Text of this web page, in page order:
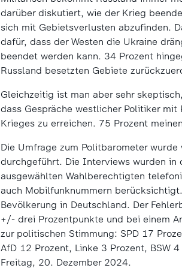
darüber diskutiert, wie der Krieg
sich mit Gebietsverlusten abzufinden.
dafür, dass der Westen die Ukraine
beendet werden kann. 34 Prozent
Russland besetzten Gebiete
Gleichzeitig ist man aber sehr
dass Gespräche westlicher Politiker
Krieges zu erreichen. 75 Prozent
Die Umfrage zum Politbarometer
durchgeführt. Die Interviews wurden
ausgewählten Wahlberechtigten
auch Mobilfunknummern
Bevölkerung in Deutschland. Der
+/- drei Prozentpunkte und bei einem
zur politischen Stimmung: SPD 17
AfD 12 Prozent, Linke 3 Prozent, BSW
Freitag, 20. Dezember 2024.